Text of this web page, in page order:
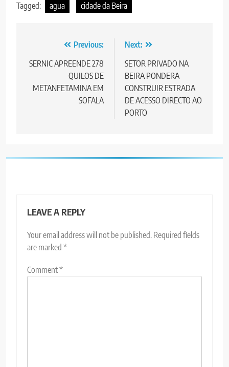
Tagged: agua cidade da Beira
navigation
Previous:
SERNIC APREENDE 278
QUILOS DE
METANFETAMINA EM
SOFALA
Next:
SETOR PRIVADO NA
BEIRA PONDERA
CONSTRUIR ESTRADA
DE ACESSO DIRECTO AO
PORTO
LEAVE A REPLY
Your email address will not be published. Required fields
are marked *
Comment*